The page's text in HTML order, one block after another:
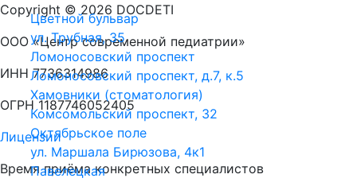
Цветной бульвар
ул. Трубная, 35
Ломоносовский проспект
Ломоносовский проспект, д.7, к.5
Хамовники (стоматология)
Комсомольский проспект, 32
Октябрьское поле
ул. Маршала Бирюзова, 4к1
Павелецкая
Copyright © 2026 DOCDETI
ООО «Центр современной педиатрии»
ИНН 7736314986
ОГРН 1187746052405
Лицензии
Время приёма конкретных специалистов